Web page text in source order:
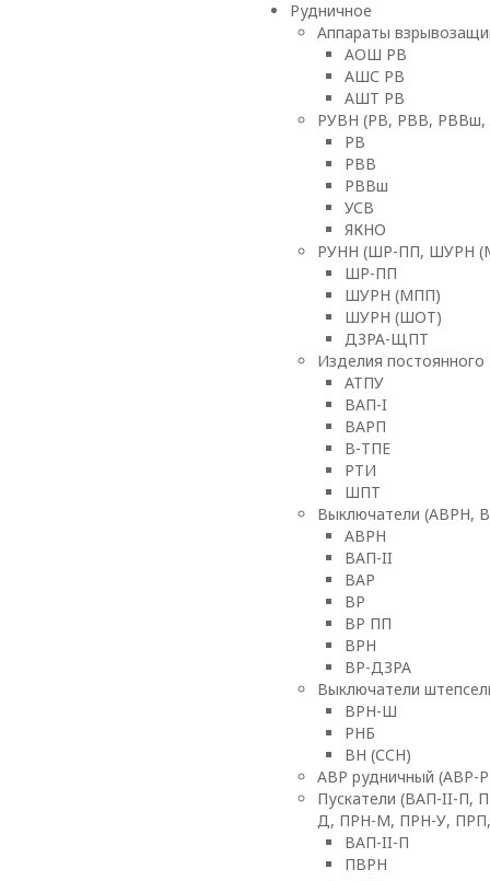
Рудничное
Аппараты
АОШ РВ
АШС РВ
АШТ РВ
РУВН (РВ, РВВ, РВВш,
РВ
РВВ
РВВш
УСВ
ЯКНО
РУНН (ШР-ПП, ШУРН
ШР-ПП
ШУРН (МПП)
ШУРН (ШОТ)
ДЗРА-ЩПТ
Изделия
АТПУ
ВАП-I
ВАРП
В-ТПЕ
РТИ
ШПТ
Выключатели (АВРН,
АВРН
ВАП-II
ВАР
ВР
ВР ПП
ВРН
ВР-ДЗРА
Выключатели
ВРН-Ш
РНБ
ВН (ССН)
АВР рудничный (АВР-
Пускатели (ВАП-II-
Д, ПРН-М, ПРН-У,
ВАП-II-П
ПВРН